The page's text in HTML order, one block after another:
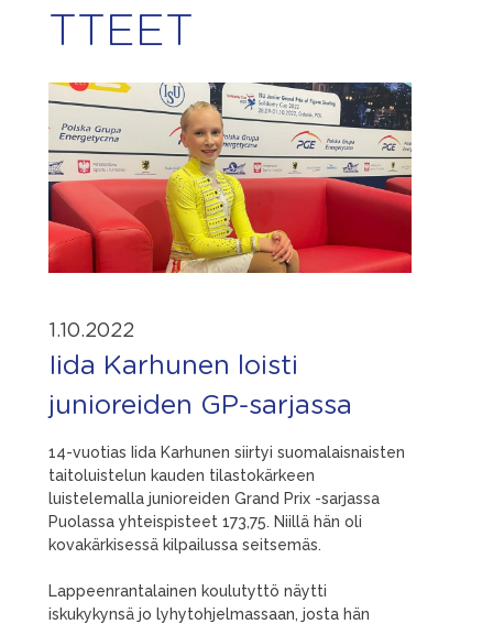
TTEET
1.10.2022
Iida Karhunen loisti
junioreiden GP-sarjassa
14-vuotias Iida Karhunen siirtyi suomalaisnaisten
taitoluistelun kauden tilastokärkeen
luistelemalla junioreiden Grand Prix -sarjassa
Puolassa yhteispisteet 173,75. Niillä hän oli
kovakärkisessä kilpailussa seitsemäs.
Lappeenrantalainen koulutyttö näytti
iskukykynsä jo lyhytohjelmassaan, josta hän